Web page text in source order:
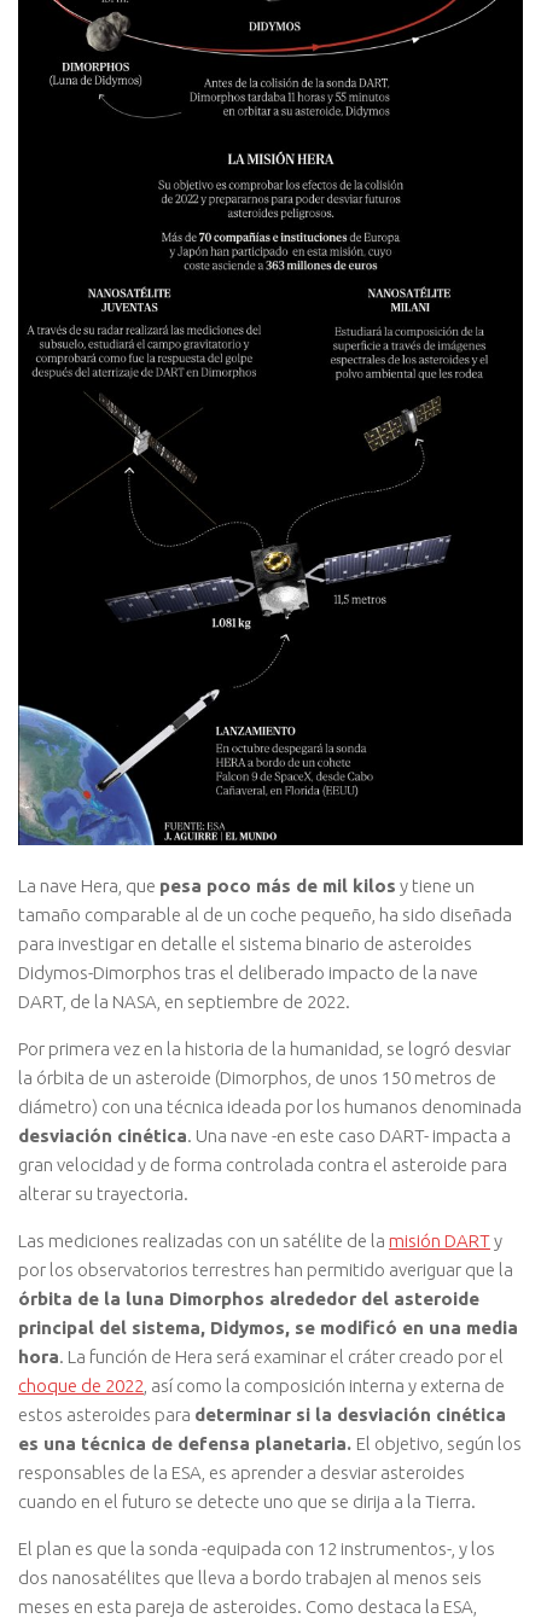
La nave Hera, que pesa poco más de mil kilos y tiene un
tamaño comparable al de un coche pequeño, ha sido diseñada
para investigar en detalle el sistema binario de asteroides
Didymos-Dimorphos tras el deliberado impacto de la nave
DART, de la NASA, en septiembre de 2022.
Por primera vez en la historia de la humanidad, se logró desviar
la órbita de un asteroide (Dimorphos, de unos 150 metros de
diámetro) con una técnica ideada por los humanos denominada
desviación cinética. Una nave -en este caso DART- impacta a
gran velocidad y de forma controlada contra el asteroide para
alterar su trayectoria.
Las mediciones realizadas con un satélite de la misión DARTy
por los observatorios terrestres han permitido averiguar que la
órbita de la luna Dimorphos alrededor del asteroide
principal del sistema, Didymos, se modificó en una media
hora. La función de Hera será examinar el cráter creado por el
choque de 2022 , así como la composición interna y externa de
estos asteroides para determinar si la desviación cinética
es una técnica de defensa planetaria. El objetivo, según los
responsables de la ESA, es aprender a desviar asteroides
cuando en el futuro se detecte uno que se dirija a la Tierra.
El plan es que la sonda -equipada con 12 instrumentos-, y los
dos nanosatélites que lleva a bordo trabajen al menos seis
meses en esta pareja de asteroides. Como destaca la ESA,